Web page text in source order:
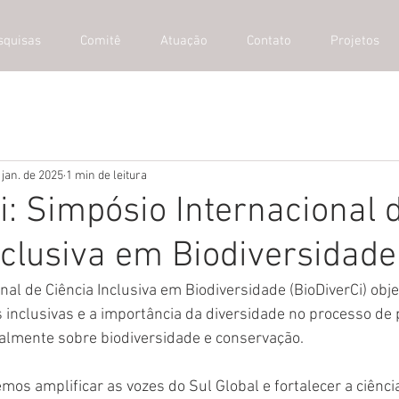
Comitê Atuação Contato Projetos
Simpósio Internacional
em Biodiversidade
de 2025 1 min de leitura
de Ciência Inclusiva em Biodiversidade (BioDiverCi)
e a importância da diversidade no processo
sobre biodiversidade e conservação.
amplificar as vozes do Sul Global e fortalecer a